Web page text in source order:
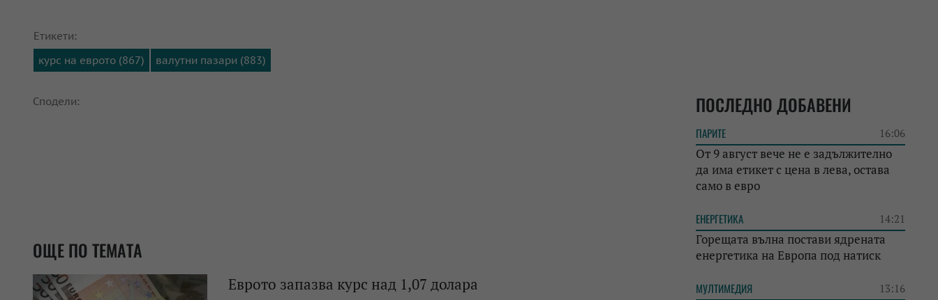
Етикети:
курс на еврото (867)
валутни пазари (883)
Сподели:
ОЩЕ ПО ТЕМАТА
Еврото запазва курс над 1,07 долара
ПОСЛЕДНО ДОБАВЕНИ
ПАРИТЕ 16:06
От 9 август вече не е задължително
да има етикет с цена в лева, остава
само в евро
ЕНЕРГЕТИКА 14:21
Горещата вълна постави ядрената
енергетика на Европа под натиск
МУЛТИМЕДИЯ 13:16